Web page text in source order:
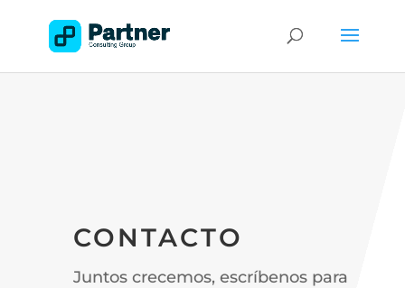
CONTACTO
Juntos crecemos, escríbenos para